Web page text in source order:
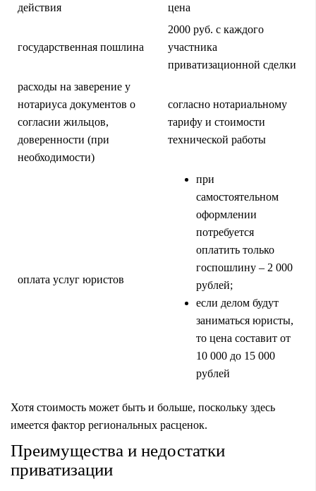
действия цена
государственная пошлина
2000 руб. с каждого
участника
приватизационной сделки
расходы на заверение у
нотариуса документов о
согласии жильцов,
доверенности (при
необходимости)
согласно нотариальному
тарифу и стоимости
технической работы
оплата услуг юристов
при
самостоятельном
оформлении
потребуется
оплатить только
госпошлину – 2 000
рублей;
если делом будут
заниматься юристы,
то цена составит от
10 000 до 15 000
рублей
Хотя стоимость может быть и больше, поскольку здесь
имеется фактор региональных расценок.
Преимущества и недостатки
приватизации